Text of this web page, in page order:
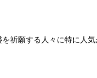
祈願する人々に特に人気